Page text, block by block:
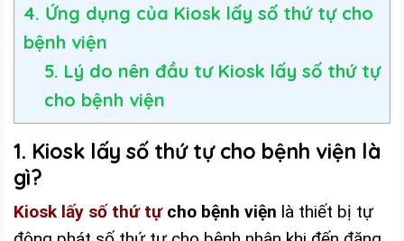
4. Ứng dụng của Kiosk lấy số thứ tự cho
bệnh viện
5. Lý do nên đầu tư Kiosk lấy số thứ tự
cho bệnh viện
1. Kiosk lấy số thứ tự cho bệnh viện là
gì?
Kiosk lấy số thứ tựcho bệnh viện là thiết bị tự